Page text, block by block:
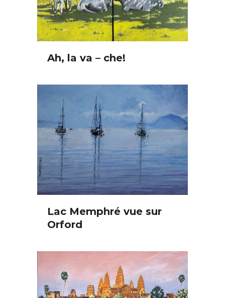
Ah, la va – che!
Lac Memphré vue sur
Orford